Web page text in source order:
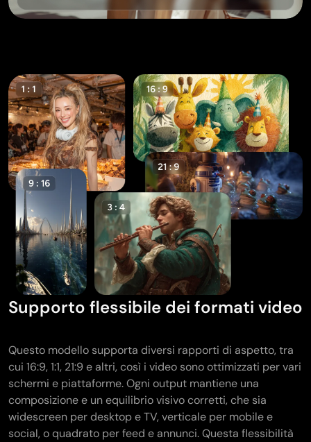
Supporto flessibile dei formati video
Questo modello supporta diversi rapporti di aspetto, tra
cui 16:9, 1:1, 21:9 e altri, così i video sono ottimizzati per vari
schermi e piattaforme. Ogni output mantiene una
composizione e un equilibrio visivo corretti, che sia
widescreen per desktop e TV, verticale per mobile e
social, o quadrato per feed e annunci. Questa flessibilità